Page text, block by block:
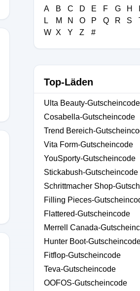
A B C D E F G H
L
M N O P Q R S
W X Y Z #
Top-Läden
Ulta Beauty-Gutscheincode
Cosabella-Gutscheincode
Trend Bereich-
Vita Form-Gutscheincode
YouSporty-Gutscheincode
Stickabush-Gutscheincode
Schrittmacher Shop-
Filling Pieces-
Flattered-Gutscheincode
Merrell Canada-
Hunter Boot-
Fitflop-Gutscheincode
Teva-Gutscheincode
OOFOS-Gutscheincode